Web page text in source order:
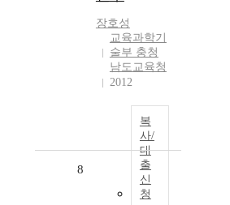
장호성
교육과학기
술부 충청
남도교육청
2012
복
사/
대
출
신
청
8